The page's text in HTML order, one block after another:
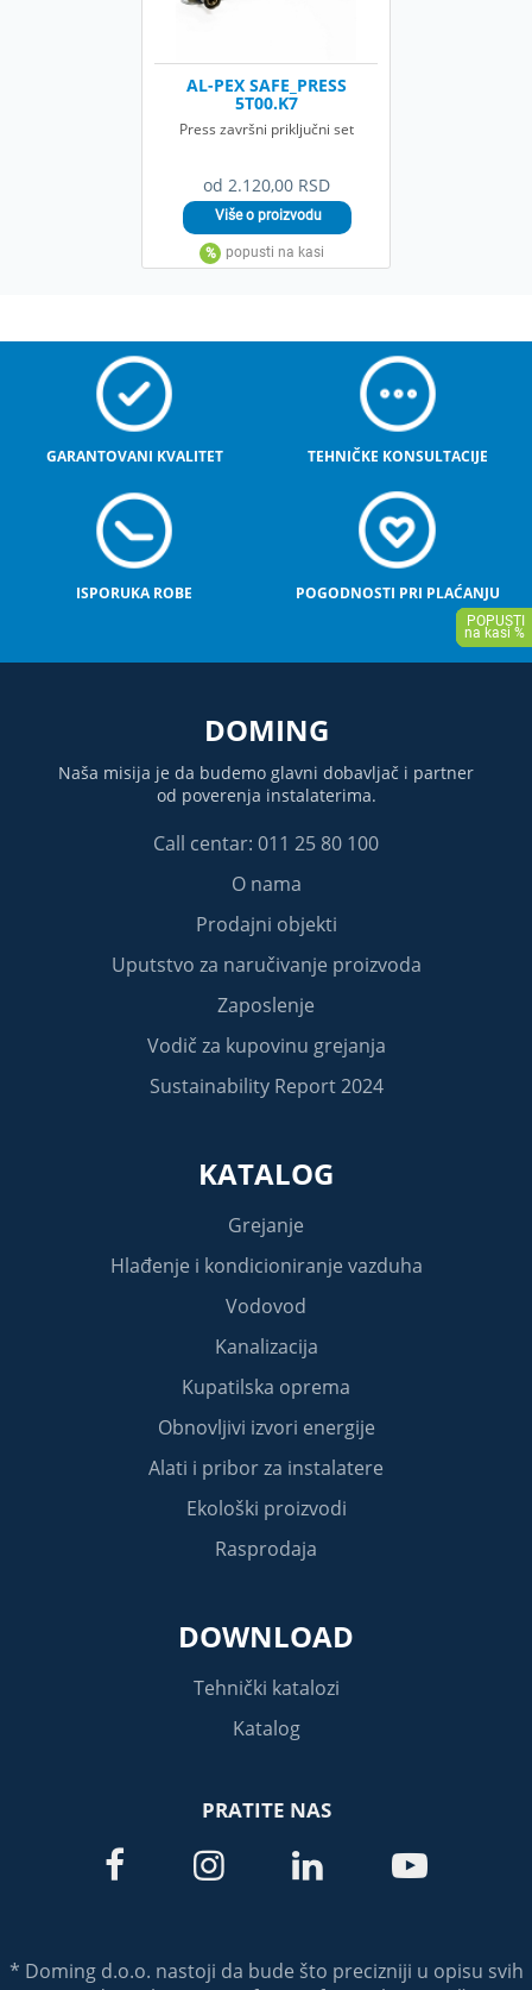
od 2.120,00 RSD
AL-PEX SAFE_PRESS
5T00.K7
Press završni priključni set
GARANTOVANI KVALITET TEHNIČKE KONSULTACIJE
ISPORUKA ROBE POGODNOSTI PRI PLAĆANJU
DOMING
Naša misija je da budemo glavni dobavljač i partner
od poverenja instalaterima.
Call centar: 011 25 80 100
O nama
Prodajni objekti
Uputstvo za naručivanje proizvoda
Zaposlenje
Vodič za kupovinu grejanja
Sustainability Report 2024
KATALOG
Grejanje
Hlađenje i kondicioniranje vazduha
Vodovod
Kanalizacija
Kupatilska oprema
Obnovljivi izvori energije
Alati i pribor za instalatere
Ekološki proizvodi
Rasprodaja
DOWNLOAD
Tehnički katalozi
Katalog
PRATITE NAS
   
* Doming d.o.o. nastoji da bude što precizniji u opisu svih